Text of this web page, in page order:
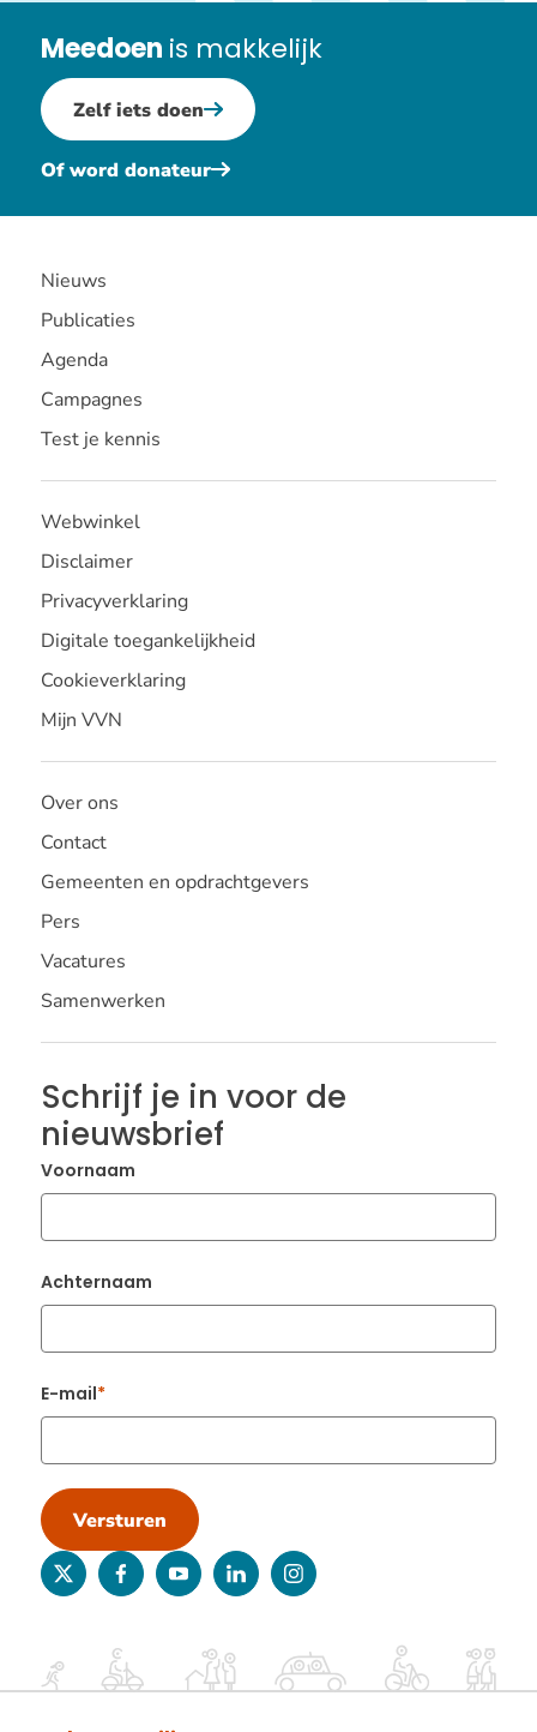
Meedoen is makkelijk
Zelf iets doen
Of word donateur
Nieuws
Publicaties
Agenda
Campagnes
Test je kennis
Webwinkel
Disclaimer
Privacyverklaring
Digitale toegankelijkheid
Cookieverklaring
Mijn VVN
Over ons
Contact
Gemeenten en opdrachtgevers
Pers
Vacatures
Samenwerken
Schrijf je in voor de
nieuwsbrief
Voornaam
Achternaam
E-mail
Versturen
twitterfacebookyoutubelinkedininstagram